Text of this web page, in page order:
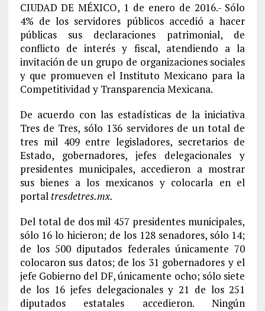
CIUDAD DE MÉXICO, 1 de enero de 2016.- Sólo
4% de los servidores públicos accedió a hacer
públicas sus declaraciones patrimonial, de
conflicto de interés y fiscal, atendiendo a la
invitación de un grupo de organizaciones sociales
y que promueven el Instituto Mexicano para la
Competitividad y Transparencia Mexicana.
De acuerdo con las estadísticas de la iniciativa
Tres de Tres, sólo 136 servidores de un total de
tres mil 409 entre legisladores, secretarios de
Estado, gobernadores, jefes delegacionales y
presidentes municipales, accedieron a mostrar
sus bienes a los mexicanos y colocarla en el
portal tresdetres.mx.
Del total de dos mil 457 presidentes municipales,
sólo 16 lo hicieron; de los 128 senadores, sólo 14;
de los 500 diputados federales únicamente 70
colocaron sus datos; de los 31 gobernadores y el
jefe Gobierno del DF, únicamente ocho; sólo siete
de los 16 jefes delegacionales y 21 de los 251
diputados estatales accedieron. Ningún